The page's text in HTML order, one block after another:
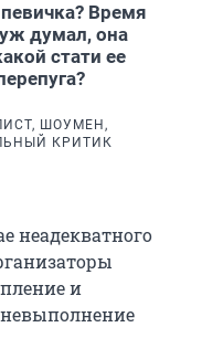
Время
думал, она
стати ее
ШОУМЕН,
КРИТИК
неадекватного
и